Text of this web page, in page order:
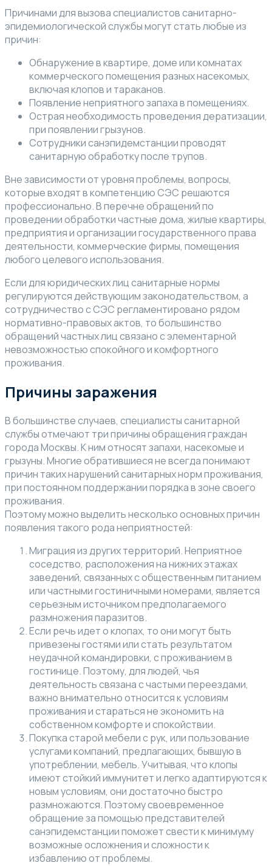
Причинами для вызова специалистов санитарно-
эпидемиологической службы могут стать любые из
причин:
Обнаружение в квартире, доме или комнатах
коммерческого помещения разных насекомых,
включая клопов и тараканов.
Появление неприятного запаха в помещениях.
Острая необходимость проведения дератизации,
при появлении грызунов.
Сотрудники санэпидемстанции проводят
санитарную обработку после трупов.
Вне зависимости от уровня проблемы, вопросы,
которые входят в компетенцию СЭС решаются
профессионально. В перечне обращений по
проведении обработки частные дома, жилые квартиры,
предприятия и организации государственного права
деятельности, коммерческие фирмы, помещения
любого целевого использования.
Если для юридических лиц санитарные нормы
регулируются действующим законодательством, а
сотрудничество с СЭС регламентировано рядом
нормативно-правовых актов, то большинство
обращений частных лиц связано с элементарной
невозможностью спокойного и комфортного
проживания.
Причины заражения
В большинстве случаев, специалисты санитарной
службы отмечают три причины обращения граждан
города Москвы. К ним относят запахи, насекомые и
грызуны. Многие обратившиеся не всегда понимают
причин таких нарушений санитарных норм проживания,
при постоянном поддержании порядка в зоне своего
проживания.
Поэтому можно выделить несколько основных причин
появления такого рода неприятностей:
Миграция из других территорий. Неприятное
соседство, расположения на нижних этажах
заведений, связанных с общественным питанием
или частными гостиничными номерами, является
серьезным источником предполагаемого
размножения паразитов.
Если речь идет о клопах, то они могут быть
привезены гостями или стать результатом
неудачной командировки, с проживанием в
гостинице. Поэтому, для людей, чья
деятельность связана с частыми переездами,
важно внимательно относится к условиям
проживания и стараться не экономить на
собственном комфорте и спокойствии.
Покупка старой мебели с рук, или пользование
услугами компаний, предлагающих, бывшую в
употреблении, мебель. Учитывая, что клопы
имеют стойкий иммунитет и легко адаптируются к
новым условиям, они достаточно быстро
размножаются. Поэтому своевременное
обращение за помощью представителей
санэпидемстанции поможет свести к минимуму
возможные осложнения и сложности к
избавлению от проблемы.